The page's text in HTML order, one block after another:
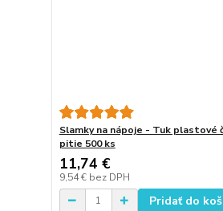
Slamky na nápoje - Tuk plastové
pitie 500 ks
11,74 €
9,54 € bez DPH
Pridať do